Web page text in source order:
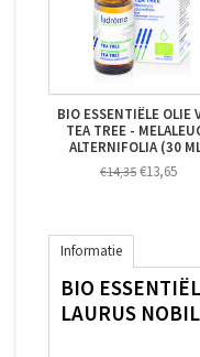
BIO ESSENTIËLE OLIE
TEA TREE -
ALTERNIFOLIA (30
€14,35 €13,65
Informatie
BIO
LAURUS